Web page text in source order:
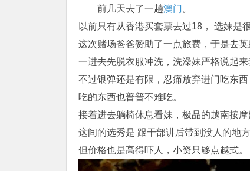
前几天去了一趟澳门 。
以前只有从香港买套票去过18， 选妹是
这次赌场爸爸赞助了一点旅费，于是去英
一进去先脱衣服冲洗，洗澡妹严格说起来
不过银弹还是有限，忍痛放弃进门吃东西
吃的东西也普普不难吃。
接着进去躺椅休息看妹，极品的越南按
这间的选秀是 跟干部讲后带到没人的地
但价格也是高得吓人，小资只够点越式。